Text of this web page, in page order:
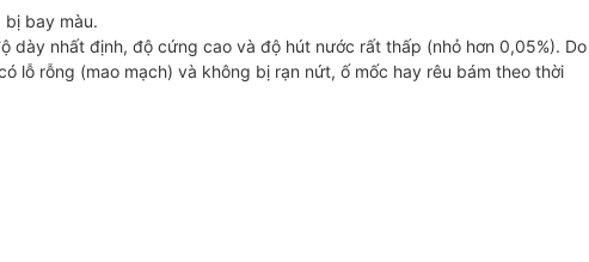
bị bay màu.
dày nhất định, độ cứng cao và độ hút nước rất thấp (nhỏ hơn 0,05%). Do
lỗ rỗng (mao mạch) và không bị rạn nứt, ố mốc hay rêu bám theo thời